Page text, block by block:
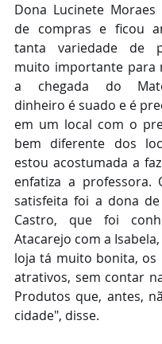
Dona Lucinete
de compras e ficou
tanta variedade de
muito importante para
a chegada do
dinheiro é suado e é
em um local com o
bem diferente dos
estou acostumada a
enfatiza a professora.
satisfeita foi a dona
Castro, que foi
Atacarejo com a
loja tá muito bonita, os
atrativos, sem contar
Produtos que, antes,
cidade", disse.